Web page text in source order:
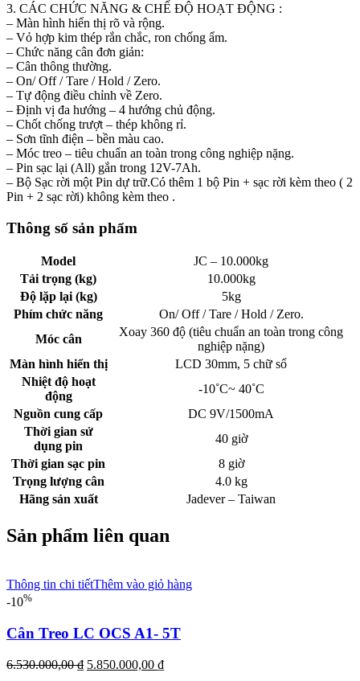
3. CÁC CHỨC NĂNG & CHẾ ĐỘ HOẠT ĐỘNG :
– Màn hình hiển thị rõ và rộng.
– Vỏ hợp kim thép rắn chắc, ron chống ẩm.
– Chức năng cân đơn giản:
– Cân thông thường.
– On/ Off / Tare / Hold / Zero.
– Tự động điều chỉnh về Zero.
– Định vị đa hướng – 4 hướng chủ động.
– Chốt chống trượt – thép không rỉ.
– Sơn tĩnh điện – bền màu cao.
– Móc treo – tiêu chuẩn an toàn trong công nghiệp nặng.
– Pin sạc lại (All) gắn trong 12V-7Ah.
– Bộ Sạc rời một Pin dự trữ.Có thêm 1 bộ Pin + sạc rời kèm theo ( 2
Pin + 2 sạc rời) không kèm theo .
Thông số sản phẩm
Model
JC – 10.000kg
Tải trọng (kg)
10.000kg
Độ lặp lại (kg)
5kg
Phím chức năng
On/ Off / Tare / Hold / Zero.
Móc cân
Xoay 360 độ (tiêu chuẩn an toàn trong công
nghiệp nặng)
Màn hình hiển thị
LCD 30mm, 5 chữ số
Nhiệt độ hoạt
động
-10˚C~ 40˚C
Nguồn cung cấp
DC 9V/1500mA
Thời gian sử
dụng pin
40 giờ
Thời gian sạc pin
8 giờ
Trọng lượng cân
4.0 kg
Hãng sản xuất
Jadever – Taiwan
Sản phẩm liên quan
Thông tin chi tiếtThêm vào giỏ hàng
-10%
Cân Treo LC OCS A1- 5T
6.530.000,00₫ Giá
5.850.000,00 ₫Giá